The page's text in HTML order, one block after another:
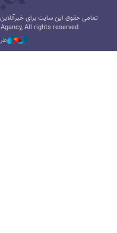
تمامی حقوق این سایت برای
All rights reserved